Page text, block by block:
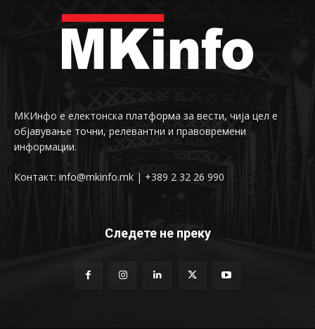
МКИнфо е електонска платформа за вести, чија цел е
објавување точни, релевантни и правовремени
информации.
Контакт: info@mkinfo.mk | +389 2 32 26 990
Следете не преку